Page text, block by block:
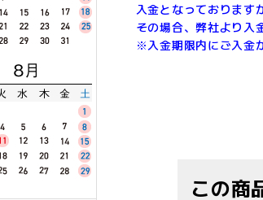
入金となっております
その場合、弊社より入
※入金期限内にご入金
この商